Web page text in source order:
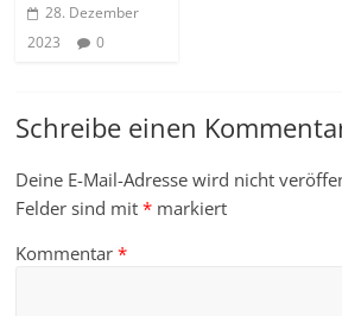
28. Dezember
2023
0
Schreibe einen
Deine E-Mail-Adresse wird nicht
Felder sind mit* markiert
Kommentar*